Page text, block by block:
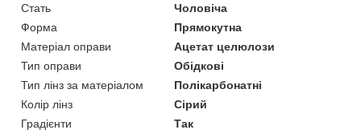
Стать
Чоловіча
Форма
Прямокутна
Матеріал оправи
Ацетат целюлози
Тип оправи
Обідкові
Тип лінз за матеріалом
Полікарбонатні
Колір лінз
Сірий
Градієнти
Так